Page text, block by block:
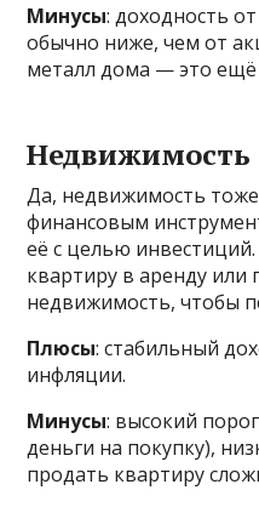
Минусы: доходность
обычно ниже, чем от
металл дома — это ещё
Недвижимость
Да, недвижимость
финансовым
её с целью
квартиру в аренду
недвижимость, чтобы
Плюсы: стабильный
инфляции.
Минусы: высокий
деньги на покупку),
продать квартиру